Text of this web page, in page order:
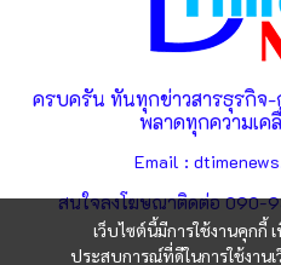
เว็บไซต์นี้มีการใช้งานคุกกี้
ประสบการณ์ที่ดีในการใช้งาน
ครบครัน ทันทุกข่าวสารธุรกิจ
พลาดทุกความเค
Email :
สนใจลงโฆษณาติดต่อ 090-